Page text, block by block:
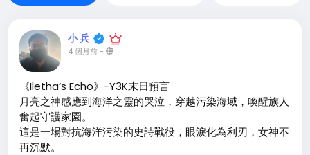
小 兵
4 個月前-
《Iletha‘s Echo》-Y3K末日預言
月亮之神感應到海洋之靈的哭泣，穿越污染海域，喚醒族人
奮起守護家園。
這是一場對抗海洋污染的史詩戰役，眼淚化為利刃，女神不
再沉默。